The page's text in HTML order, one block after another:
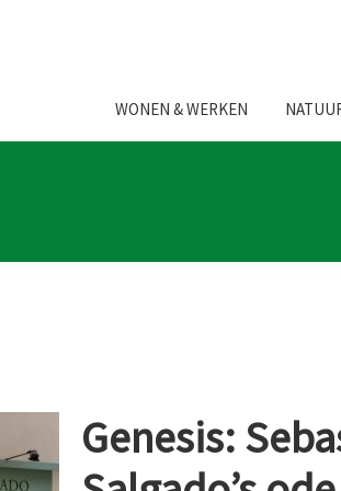
WONEN & WERKEN
Genesis: